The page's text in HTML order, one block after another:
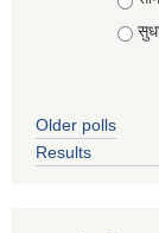
Older polls
Results